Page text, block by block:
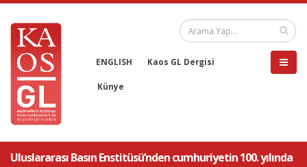
ENGLISH Kaos GL Dergisi
Künye
Uluslararası Basın Enstitüsü’nden cumhuriyetin 100. yılında